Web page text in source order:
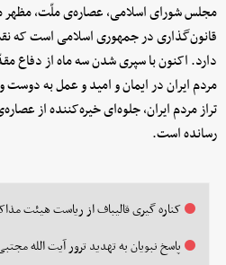
مجلس شورای اسلامی، عصاره‌ی ملّت، مظهر
قانون‌گذاری در جمهوری اسلامی است که
دارد. اکنون با سپری شدن سه ماه از دفاع
مردم ایران در ایمان و امید و عمل به
تراز مردم ایران، جلوه‌ای خیره‌کننده از
رسانده است.
کناره گیری قالیباف از ریاست هیئت‌
پاسخ نبویان به تهدید ترور آیت الله